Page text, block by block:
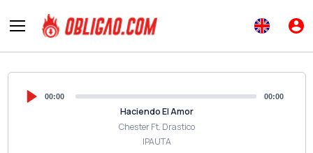
00:00 00:00
Haciendo El Amor
Chester Ft. Drastico
IPAUTA